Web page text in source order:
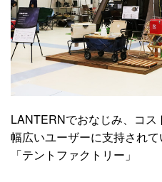
LANTERNでおなじみ、コス
幅広いユーザーに支持され
「テントファクトリー」